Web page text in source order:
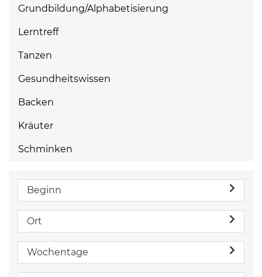
Grundbildung/Alphabetisierung
Lerntreff
Tanzen
Gesundheitswissen
Backen
Kräuter
Schminken
Beginn
Ort
Wochentage